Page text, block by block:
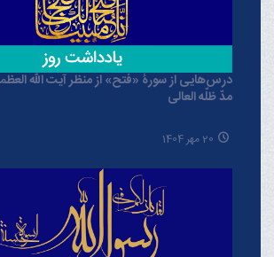
درس‌هایی از سورۀ «فتح» از منظر آیت الله
مدّ ظلّه العالی
20 مهر 1404